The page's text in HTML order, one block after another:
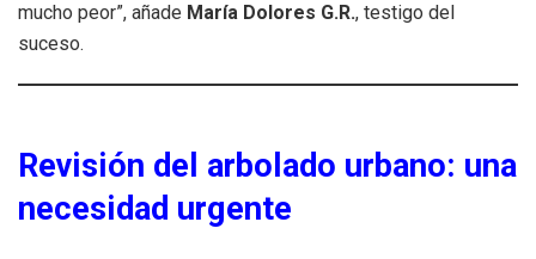
mucho peor”, añade María Dolores G.R., testigo del
suceso.
Revisión del arbolado urbano: una
necesidad urgente